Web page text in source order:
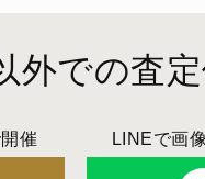
外での査
催 LINEで画